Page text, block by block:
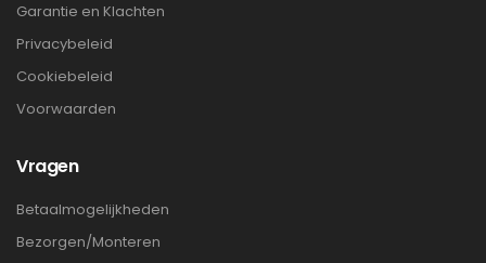
Garantie en Klachten
Privacybeleid
Cookiebeleid
Voorwaarden
Vragen
Betaalmogelijkheden
Bezorgen/Monteren